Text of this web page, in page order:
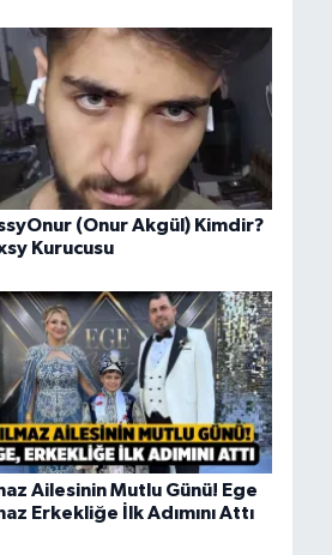
(Onur Akgül) Kimdir?
Kurucusu
Ailesinin Mutlu Günü! Ege
Erkekliğe İlk Adımını Attı